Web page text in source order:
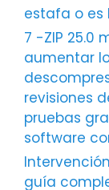
estafa o es
7 -ZIP 25.0
aumentar
revisiones
pruebas
software
guía